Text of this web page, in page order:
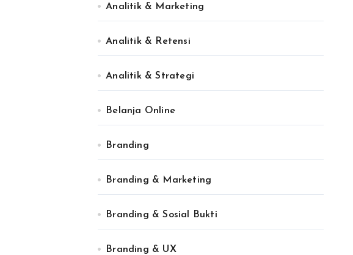
Analitik & Marketing
Analitik & Retensi
Analitik & Strategi
Belanja Online
Branding
Branding & Marketing
Branding & Sosial Bukti
Branding & UX